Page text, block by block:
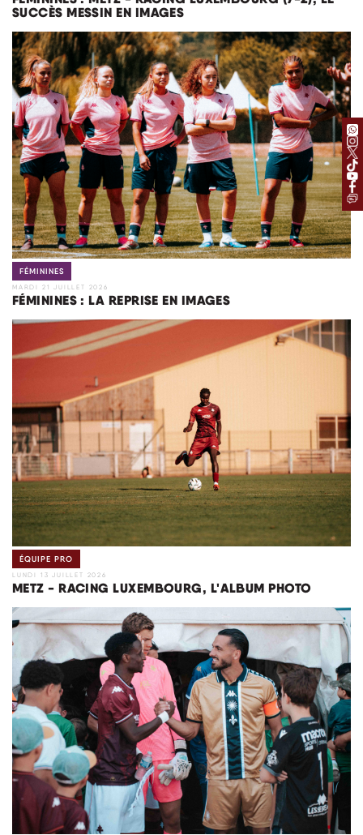
SUCCÈS MESSIN EN IMAGES
FÉMININES
MARDI 21 JUILLET 2026
FÉMININES : LA REPRISE EN IMAGES
ÉQUIPE PRO
LUNDI 13 JUILLET 2026
METZ - RACING LUXEMBOURG, L'ALBUM PHOTO